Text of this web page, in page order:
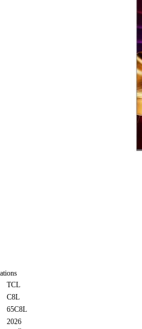
TCL
C8L
65C8L
2026